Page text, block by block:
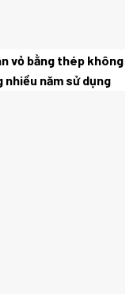
vỏ bằng thép không
nhiều năm sử dụng